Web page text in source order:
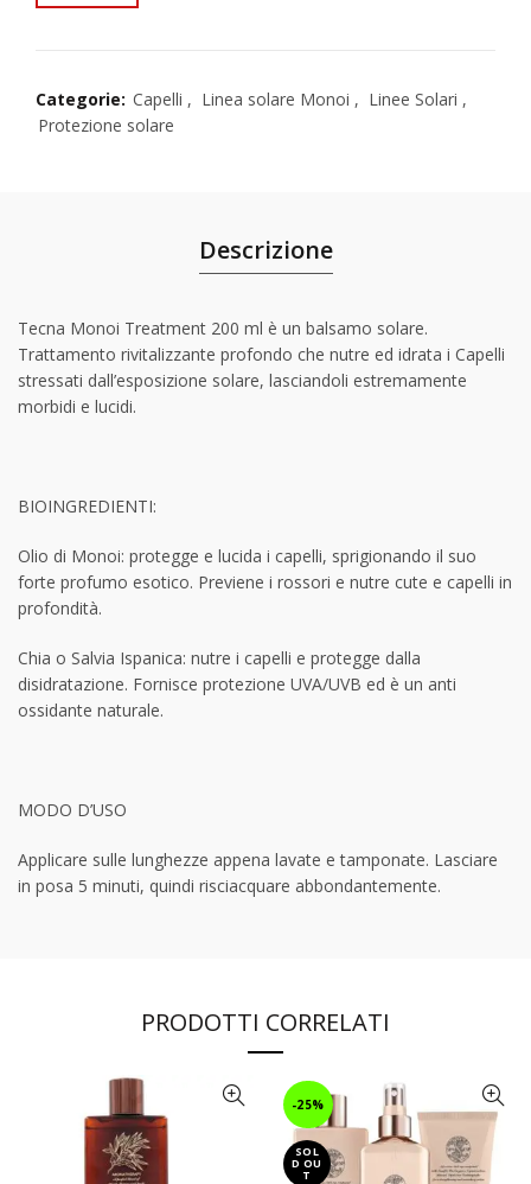
Categorie: Capelli , Linea solare Monoi , Linee Solari ,
Protezione solare
Descrizione
Tecna Monoi Treatment 200 ml è un balsamo solare.
Trattamento rivitalizzante profondo che nutre ed idrata i Capelli
stressati dall’esposizione solare, lasciandoli estremamente
morbidi e lucidi.
BIOINGREDIENTI:
Olio di Monoi: protegge e lucida i capelli, sprigionando il suo
forte profumo esotico. Previene i rossori e nutre cute e capelli in
profondità.
Chia o Salvia Ispanica: nutre i capelli e protegge dalla
disidratazione. Fornisce protezione UVA/UVB ed è un anti
ossidante naturale.
MODO D’USO
Applicare sulle lunghezze appena lavate e tamponate. Lasciare
in posa 5 minuti, quindi risciacquare abbondantemente.
PRODOTTI CORRELATI
-25%
SOL
D OU
T